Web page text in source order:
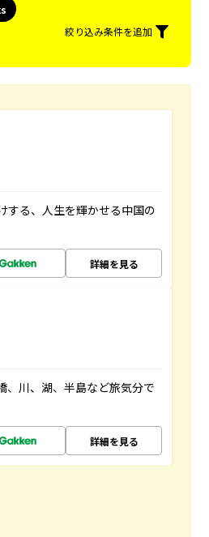
絞り込み条件を追加
する、人生を輝かせる中国の
詳細を見る
、川、湖、半島など旅気分で
詳細を見る